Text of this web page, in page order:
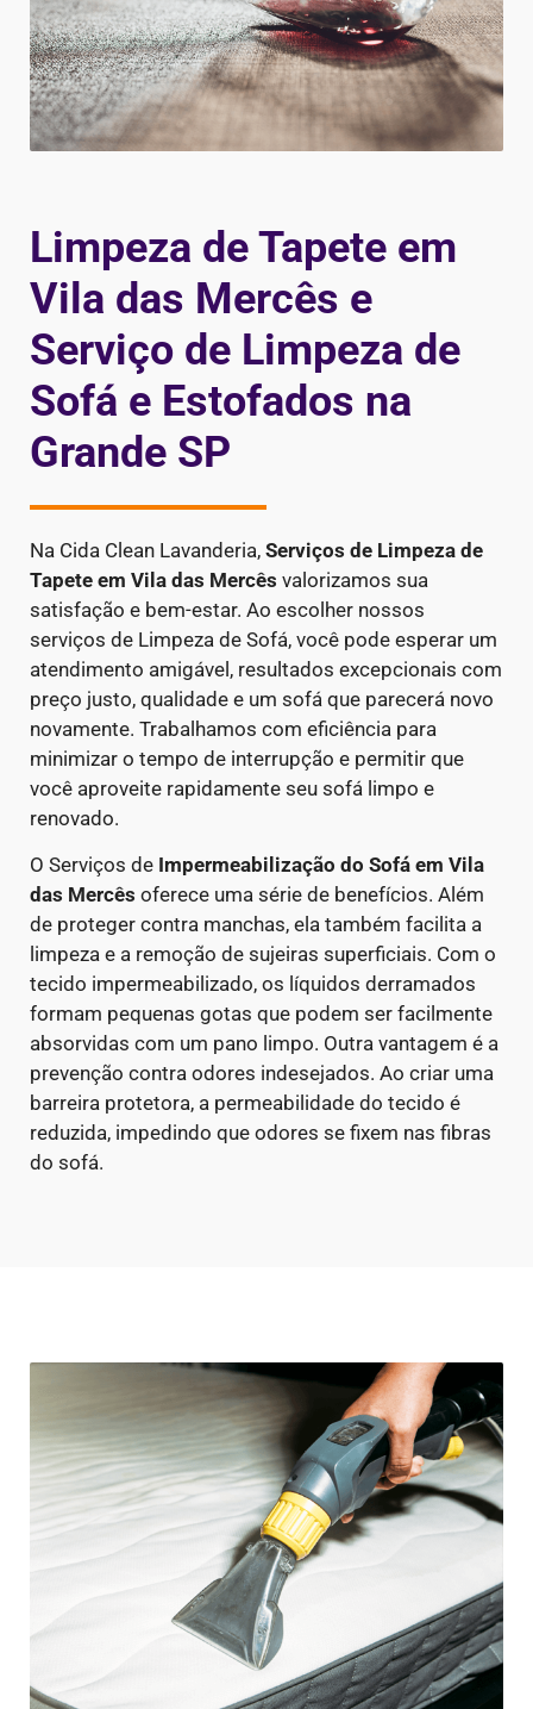
Limpeza de Tapete em
Vila das Mercês e
Serviço de Limpeza de
Sofá e Estofados na
Grande SP
Na Cida Clean Lavanderia, Serviços de Limpeza de
Tapete em Vila das Mercês valorizamos sua
satisfação e bem-estar. Ao escolher nossos
serviços de Limpeza de Sofá, você pode esperar um
atendimento amigável, resultados excepcionais com
preço justo, qualidade e um sofá que parecerá novo
novamente. Trabalhamos com eficiência para
minimizar o tempo de interrupção e permitir que
você aproveite rapidamente seu sofá limpo e
renovado.
O Serviços de Impermeabilização do Sofá em Vila
das Mercês oferece uma série de benefícios. Além
de proteger contra manchas, ela também facilita a
limpeza e a remoção de sujeiras superficiais. Com o
tecido impermeabilizado, os líquidos derramados
formam pequenas gotas que podem ser facilmente
absorvidas com um pano limpo. Outra vantagem é a
prevenção contra odores indesejados. Ao criar uma
barreira protetora, a permeabilidade do tecido é
reduzida, impedindo que odores se fixem nas fibras
do sofá.